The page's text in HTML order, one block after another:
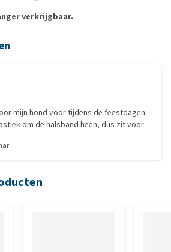
verkrijgbaar.
mijn hond voor tijdens de feestdagen.
om de halsband heen, dus zit voor